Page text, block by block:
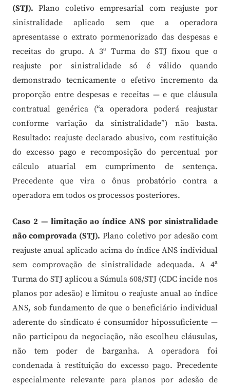
(STJ). Plano coletivo empresarial com reajuste por
sinistralidade aplicado sem que a operadora
apresentasse o extrato pormenorizado das despesas e
receitas do grupo. A 3ª Turma do STJ fixou que o
reajuste por sinistralidade só é válido quando
demonstrado tecnicamente o efetivo incremento da
proporção entre despesas e receitas — e que cláusula
contratual genérica (“a operadora poderá reajustar
conforme variação da sinistralidade”) não basta.
Resultado: reajuste declarado abusivo, com restituição
do excesso pago e recomposição do percentual por
cálculo atuarial em cumprimento de sentença.
Precedente que vira o ônus probatório contra a
operadora em todos os processos posteriores.
Caso 2 — limitação ao índice ANS por sinistralidade
não comprovada (STJ). Plano coletivo por adesão com
reajuste anual aplicado acima do índice ANS individual
sem comprovação de sinistralidade adequada. A 4ª
Turma do STJ aplicou a Súmula 608/STJ (CDC incide nos
planos por adesão) e limitou o reajuste anual ao índice
ANS, sob fundamento de que o beneficiário individual
aderente do sindicato é consumidor hipossuficiente —
não participou da negociação, não escolheu cláusulas,
não tem poder de barganha. A operadora foi
condenada à restituição do excesso pago. Precedente
especialmente relevante para planos por adesão de